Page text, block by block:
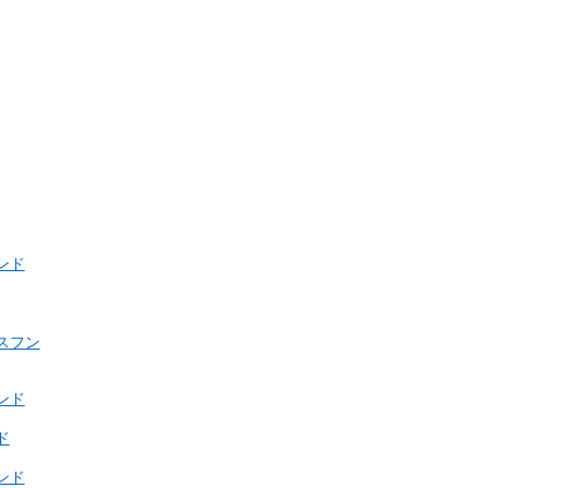
重の増加、毛色、毛質の変化、気質、老化による健康悪化等。
噛み合わせ不良、お曲がり、繁殖障害（片睾丸・停留睾丸、不妊
節形成不全等。
の変化については、判断が出来ませんので一切責任は負いかねます。
膚病など。
きなかった遺伝疾患。
によるストレスや体調不良には全部は予測不可能です。
ト
について
ド
フン
ド
ド